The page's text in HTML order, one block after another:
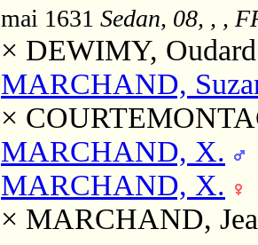
mai 1631 Sedan, 08, , ,
× DEWIMY, Oudard
MARCHAND,
×
MARCHAND, X.
MARCHAND, X.
× MARCHAND,